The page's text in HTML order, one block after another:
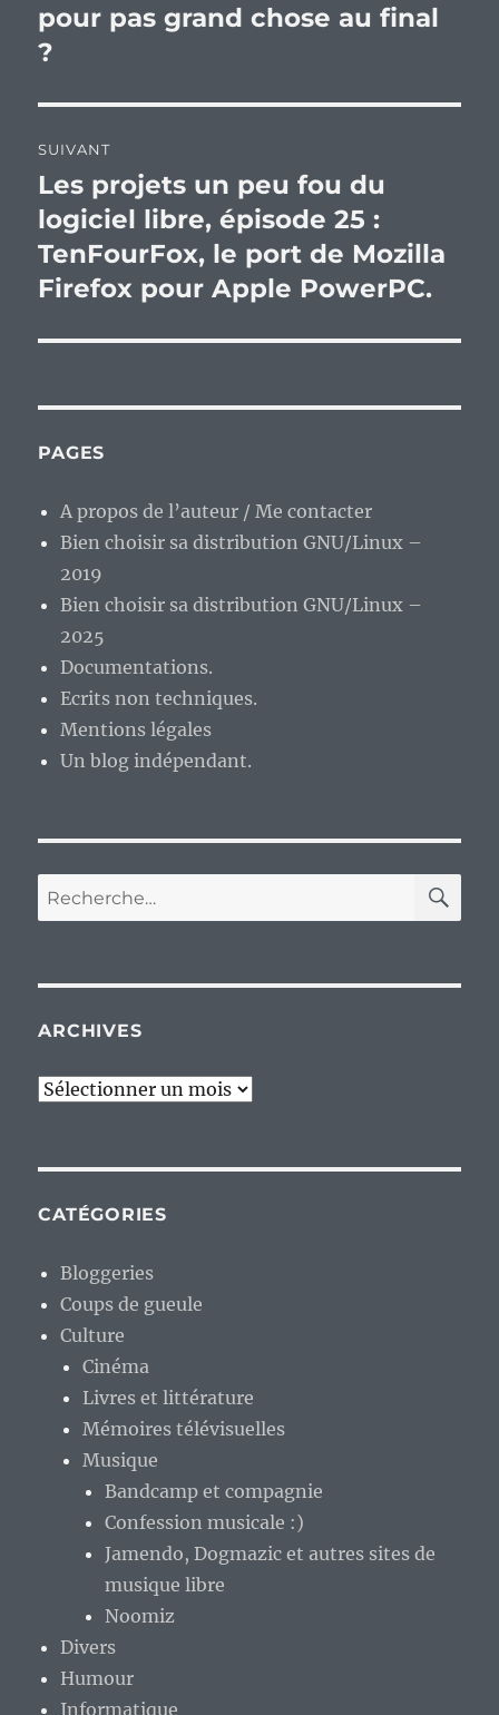
l’article
précédente :
pour pas grand chose au final
?
SUIVANT
Publication
suivante :
Les projets un peu fou du
logiciel libre, épisode 25 :
TenFourFox, le port de Mozilla
Firefox pour Apple PowerPC.
PAGES
A propos de l’auteur / Me contacter
Bien choisir sa distribution GNU/Linux –
2019
Bien choisir sa distribution GNU/Linux –
2025
Documentations.
Ecrits non techniques.
Mentions légales
Un blog indépendant.
Recherche
pour :
ARCHIVES
Archives
CATÉGORIES
Bloggeries
Coups de gueule
Culture
Cinéma
Livres et littérature
Mémoires télévisuelles
Musique
Bandcamp et compagnie
Confession musicale :)
Jamendo, Dogmazic et autres sites de
musique libre
Noomiz
Divers
Humour
Informatique